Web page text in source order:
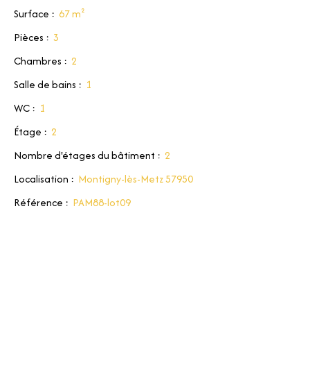
Surface : 67m²
Pièces : 3
Chambres : 2
Salle de bains : 1
WC: 1
Étage : 2
Nombre d'étages du bâtiment : 2
Localisation : Montigny-lès-Metz 57950
Référence : PAM88-lot09